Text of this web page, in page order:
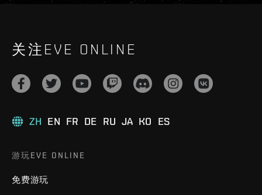
关注EVE ONLINE
ZH EN FR DE RU JA KO ES
游玩EVE ONLINE
免费游玩